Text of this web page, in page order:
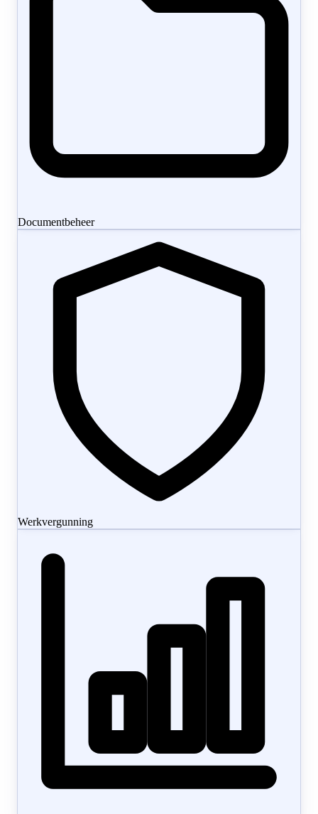
Documentbeheer
Werkvergunning